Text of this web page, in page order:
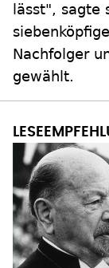
lässt", sagte
Nachfolger
gewählt.